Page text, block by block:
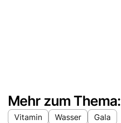
Mehr zum Thema:
Vitamin Wasser
Gala